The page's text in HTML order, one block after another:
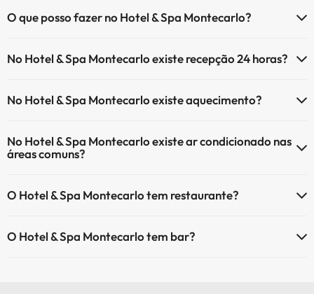
O que posso fazer no Hotel & Spa Montecarlo?
podem ser pagas):
No Hotel & Spa Montecarlo existe recepção 24 horas?
No Hotel & Spa Montecarlo existe aquecimento?
No Hotel & Spa Montecarlo existe ar condicionado nas
áreas comuns?
comuns.
O Hotel & Spa Montecarlo tem restaurante?
O Hotel & Spa Montecarlo tem bar?